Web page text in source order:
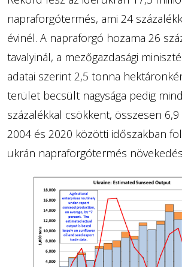
napraforgótermés, ami 24
évinél. A napraforgó hozama 26
tavalyinál, a mezőgazdasági
adatai szerint 2,5 tonna
terület becsült nagysága pedig
százalékkal csökkent, összesen
2004 és 2020 közötti időszakban
ukrán napraforgótermés